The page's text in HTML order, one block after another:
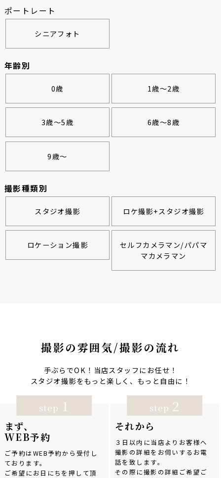
ポートレート
シニアフォト
年齢別
0歳 1歳～2歳
3歳～5歳 6歳～8歳
9歳～
撮影種類別
スタジオ撮影 ロケ撮影+スタジオ撮影
ロケーション撮影
セルフカメラマン/パパマ
マカメラマン
撮影の雰囲気/撮影の流れ
手ぶらでOK！当店スタッフにお任せ！
スタジオ撮影をもっと楽しく、もっと自由に！
まず、
WEB予約
ご予約はWEB予約から受付し
ております。
ご希望にお日にちを押して頂
step 1
それから
３日以内に当店よりお客様へ
撮影の詳細をお伺いするお電
話を致します。
その際に撮影の詳細ご希望ご
step 2